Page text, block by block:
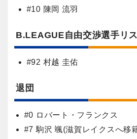
#10 陳岡 流羽
B.LEAGUE自由交渉選手リ
#92 村越 圭佑
退団
#0 ロバート・フランクス
#7 駒沢 颯(滋賀レイクスへ移